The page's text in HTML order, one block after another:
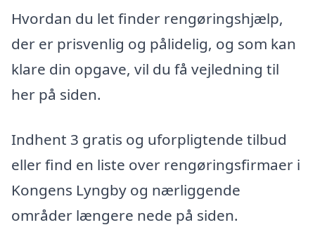
Hvordan du let finder rengøringshjælp,
der er prisvenlig og pålidelig, og som kan
klare din opgave, vil du få vejledning til
her på siden.
Indhent 3 gratis og uforpligtende tilbud
eller find en liste over rengøringsfirmaer i
Kongens Lyngby og nærliggende
områder længere nede på siden.